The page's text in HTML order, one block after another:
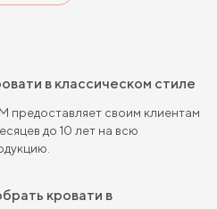
Кровати желтого цвета
в классическом стиле
своим клиентам
до 10 лет на всю